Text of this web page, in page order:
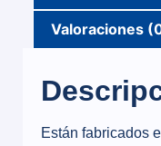
Valoraciones
Están fabricados